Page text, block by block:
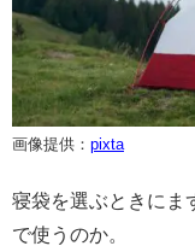
画像提供： pixta
寝袋を選ぶときにま
で使うのか。